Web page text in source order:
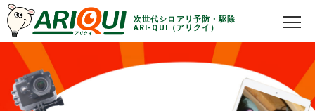
次世代シロアリ予防・駆除
ARI-QUI（アリクイ）